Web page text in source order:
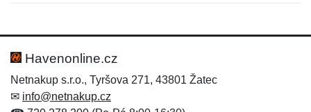
Hodnocení:
Jméno:
Havenonline.cz
Netnakup s.r.o., Tyršova 271, 43801 Žatec
✉ info@netnakup.cz